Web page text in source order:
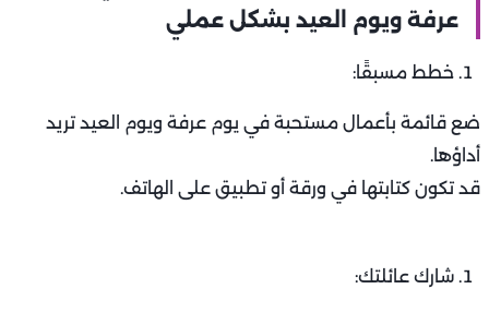
عرفة ويوم العيد بشكل عملي
خطط مسبقًا:
ضع قائمة بأعمال مستحبة في يوم عرفة ويوم العيد تريد
أداؤها.
قد تكون كتابتها في ورقة أو تطبيق على الهاتف.
شارك عائلتك: